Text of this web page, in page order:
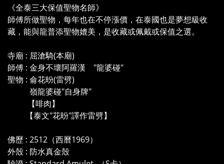
《全泰三大保值聖物名師》
師傅所做聖物，每年也在不停漲價，在泰國也是夢想級收
藏，能與龍普添聖物媲美，是收藏或佩戴或保值之選。
寺廟 : 屈滄騎(本廟)
師傅 : 金身不壞阿羅漢 "龍婆碰"
聖物 : 侖花昐(雷劈)
嶺龍婆碰"自身牌"
【啡肉】
【泰文"花昐"譯作雷劈】
佛歷 : 2512（西曆1969）
外殼 : 防水真金殼